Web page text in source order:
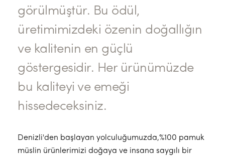
görülmüştür. Bu ödül,
üretimimizdeki özenin doğallığın
ve kalitenin en güçlü
göstergesidir. Her ürünümüzde
bu kaliteyi ve emeği
hissedeceksiniz.
Denizli'den başlayan yolculuğumuzda,%100 pamuk
müslin ürünlerimizi doğaya ve insana saygılı bir